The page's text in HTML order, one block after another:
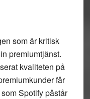
som är kritisk
premiumtjänst.
kvaliteten på
får
Spotify påstår